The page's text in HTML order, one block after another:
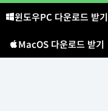
윈도우PC 다운로드 받기
MacOS 다운로드 받기